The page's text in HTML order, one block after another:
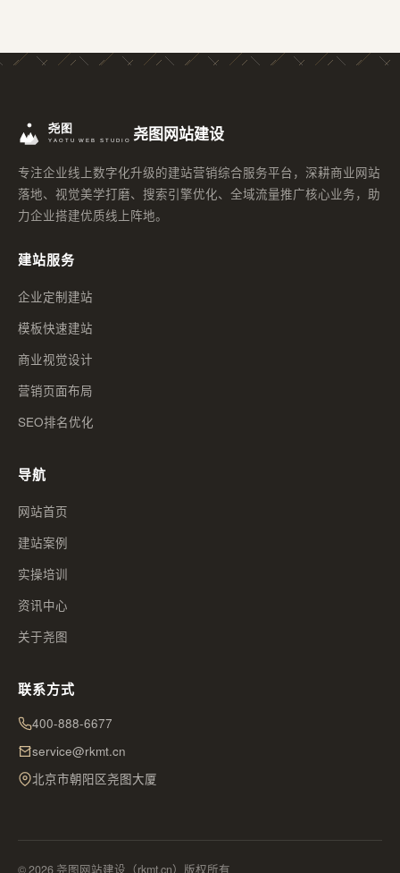
尧图网站建设
专注企业线上数字化升级的建站营销综合服务平台，深耕商业网站
落地、视觉美学打磨、搜索引擎优化、全域流量推广核心业务，助
力企业搭建优质线上阵地。
建站服务
企业定制建站
模板快速建站
商业视觉设计
营销页面布局
SEO排名优化
导航
网站首页
建站案例
实操培训
资讯中心
关于尧图
联系方式
400-888-6677
service@rkmt.cn
北京市朝阳区尧图大厦
© 2026 尧图网站建设（rkmt.cn）版权所有